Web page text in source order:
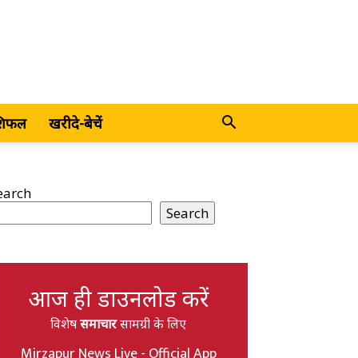
खरीदे-बेचें
Search
आज ही डाउनलोड करें
विशेषसमाचारसामग्री के लिए